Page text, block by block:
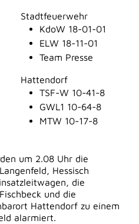
Stadtfeuerwehr
KdoW 18-01-01
ELW 18-11-01
Team Presse
Hattendorf
TSF-W 10-41-8
GWL1 10-64-8
MTW 10-17-8
um 2.08 Uhr die
Hessisch
die
und die
Hattendorf zu einem
alarmiert.